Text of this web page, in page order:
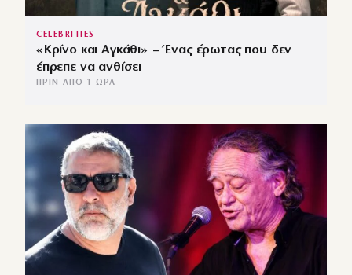
CELEBRITIES
«Κρίνο και Αγκάθι» – Ένας έρωτας που δεν
έπρεπε να ανθίσει
ΠΡΙΝ ΑΠΌ 1 ΏΡΑ